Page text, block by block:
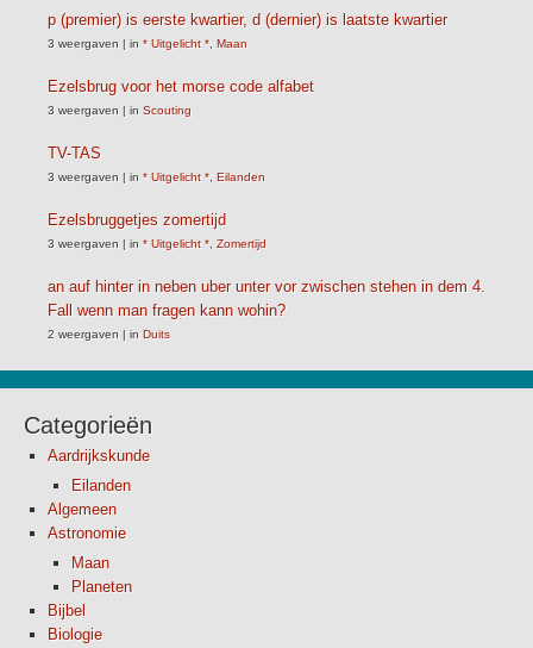
p (premier) is eerste kwartier, d (dernier) is laatste kwartier
3 weergaven | in * Uitgelicht * Maan
Ezelsbrug voor het morse code alfabet
3 weergaven | in Scouting
TV-TAS
3 weergaven | in * Uitgelicht * Eilanden
Ezelsbruggetjes zomertijd
3 weergaven | in * Uitgelicht * Zomertijd
an auf hinter in neben uber unter vor zwischen stehen in dem 4.
Fall wenn man fragen kann wohin?
2 weergaven | in Duits
Categorieën
Aardrijkskunde
Eilanden
Algemeen
Astronomie
Maan
Planeten
Bijbel
Biologie